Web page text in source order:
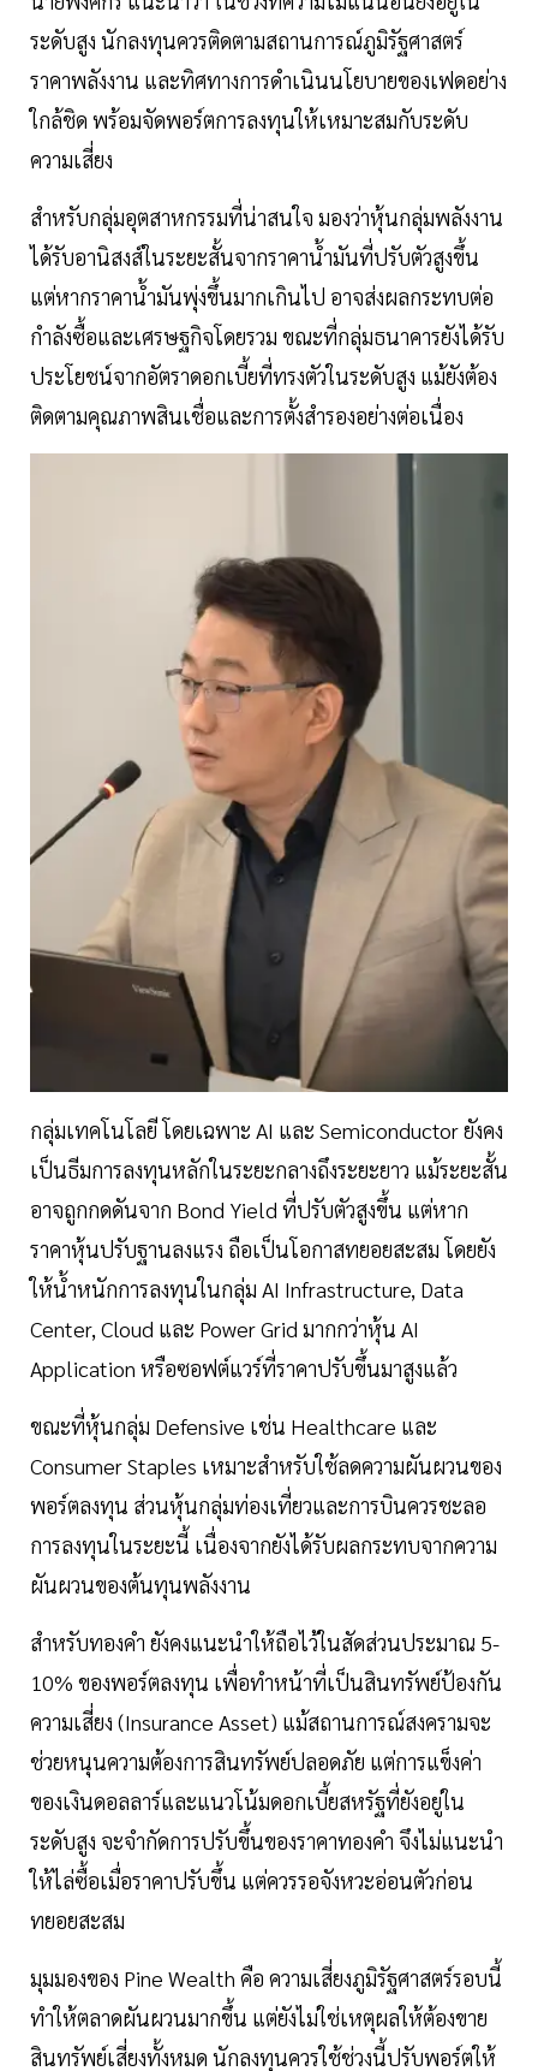
ระดับสูง นักลงทุนควรติดตามสถานการณ์ภูมิรัฐศาสตร์
ราคาพลังงาน และทิศทางการดำเนินนโยบายของเฟดอย่าง
ใกล้ชิด พร้อมจัดพอร์ตการลงทุนให้เหมาะสมกับระดับ
ความเสี่ยง
สำหรับกลุ่มอุตสาหกรรมที่น่าสนใจ มองว่าหุ้นกลุ่มพลังงาน
ได้รับอานิสงส์ในระยะสั้นจากราคาน้ำมันที่ปรับตัวสูงขึ้น
แต่หากราคาน้ำมันพุ่งขึ้นมากเกินไป อาจส่งผลกระทบต่อ
กำลังซื้อและเศรษฐกิจโดยรวม ขณะที่กลุ่มธนาคารยังได้รับ
ประโยชน์จากอัตราดอกเบี้ยที่ทรงตัวในระดับสูง แม้ยังต้อง
ติดตามคุณภาพสินเชื่อและการตั้งสำรองอย่างต่อเนื่อง
กลุ่มเทคโนโลยี โดยเฉพาะ AI และ Semiconductor ยังคง
เป็นธีมการลงทุนหลักในระยะกลางถึงระยะยาว แม้ระยะสั้น
อาจถูกกดดันจาก Bond Yield ที่ปรับตัวสูงขึ้น แต่หาก
ราคาหุ้นปรับฐานลงแรง ถือเป็นโอกาสทยอยสะสม โดยยัง
ให้น้ำหนักการลงทุนในกลุ่ม AI Infrastructure, Data
Center, Cloud และ Power Grid มากกว่าหุ้น AI
Application หรือซอฟต์แวร์ที่ราคาปรับขึ้นมาสูงแล้ว
ขณะที่หุ้นกลุ่ม Defensive เช่น Healthcare และ
Consumer Staples เหมาะสำหรับใช้ลดความผันผวนของ
พอร์ตลงทุน ส่วนหุ้นกลุ่มท่องเที่ยวและการบินควรชะลอ
การลงทุนในระยะนี้ เนื่องจากยังได้รับผลกระทบจากความ
ผันผวนของต้นทุนพลังงาน
สำหรับทองคำ ยังคงแนะนำให้ถือไว้ในสัดส่วนประมาณ 5-
10% ของพอร์ตลงทุน เพื่อทำหน้าที่เป็นสินทรัพย์ป้องกัน
ความเสี่ยง (Insurance Asset) แม้สถานการณ์สงครามจะ
ช่วยหนุนความต้องการสินทรัพย์ปลอดภัย แต่การแข็งค่า
ของเงินดอลลาร์และแนวโน้มดอกเบี้ยสหรัฐที่ยังอยู่ใน
ระดับสูง จะจำกัดการปรับขึ้นของราคาทองคำ จึงไม่แนะนำ
ให้ไล่ซื้อเมื่อราคาปรับขึ้น แต่ควรรอจังหวะอ่อนตัวก่อน
ทยอยสะสม
มุมมองของ Pine Wealth คือ ความเสี่ยงภูมิรัฐศาสตร์รอบนี้
ทำให้ตลาดผันผวนมากขึ้น แต่ยังไม่ใช่เหตุผลให้ต้องขาย
สินทรัพย์เสี่ยงทั้งหมด นักลงทุนควรใช้ช่วงนี้ปรับพอร์ตให้